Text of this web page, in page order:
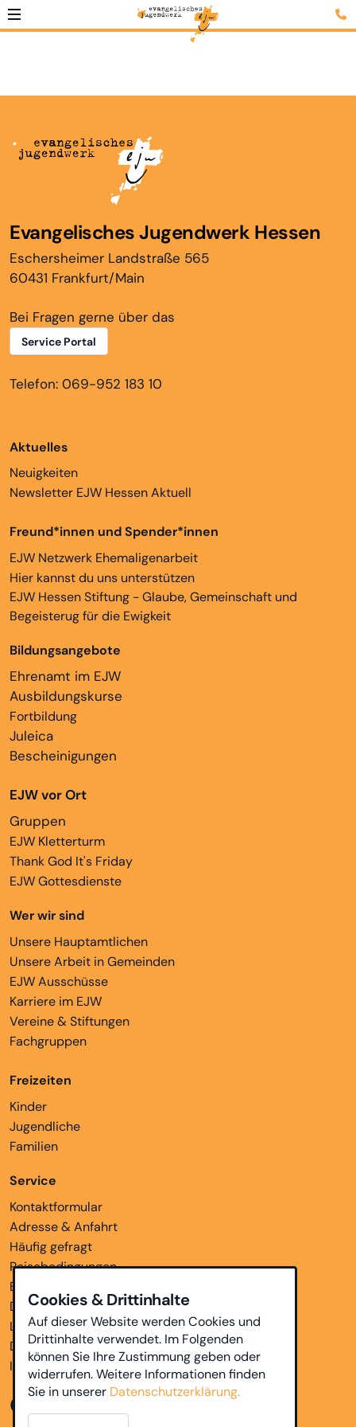
Evangelisches Jugendwerk Hessen
Eschersheimer Landstraße 565
60431 Frankfurt/Main
Bei Fragen gerne über das
Service Portal
Telefon: 069-952 183 10
Aktuelles
Neuigkeiten
Newsletter EJW Hessen Aktuell
Freund*innen und Spender*innen
EJW Netzwerk Ehemaligenarbeit
Hier kannst du uns unterstützen
EJW Hessen Stiftung - Glaube, Gemeinschaft und
Begeisterug für die Ewigkeit
Bildungsangebote
Ehrenamt im EJW
Ausbildungskurse
Fortbildung
Juleica
Bescheinigungen
EJW vor Ort
Gruppen
EJW Kletterturm
Thank God It's Friday
EJW Gottesdienste
Wer wir sind
Unsere Hauptamtlichen
Unsere Arbeit in Gemeinden
EJW Ausschüsse
Karriere im EJW
Vereine & Stiftungen
Fachgruppen
Freizeiten
Kinder
Jugendliche
Familien
Service
Kontaktformular
Adresse & Anfahrt
Häufig gefragt
Reisebedingungen
Bankverbindungen
Downloads
Links
Datenschutz
Impressum
Cookies & Drittinhalte
Auf dieser Website werden Cookies und
Drittinhalte verwendet. Im Folgenden
können Sie Ihre Zustimmung geben oder
widerrufen. Weitere Informationen finden
Sie in unserer Datenschutzerklärung.